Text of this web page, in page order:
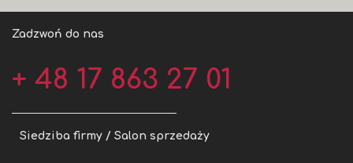
Zadzwoń do nas
+ 48 17 863 27 01
Siedziba firmy / Salon sprzedaży